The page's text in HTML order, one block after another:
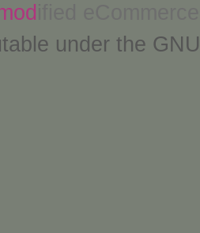
under the